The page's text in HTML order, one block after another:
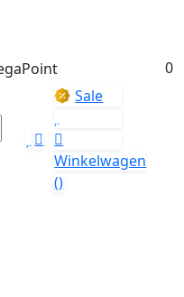
0
Sale
Winkelwagen
()